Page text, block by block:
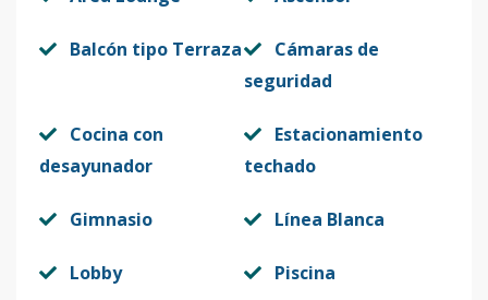
Balcón tipo Terraza
Cámaras de
seguridad
Cocina con
desayunador
Estacionamiento
techado
Gimnasio Línea Blanca
Lobby Piscina